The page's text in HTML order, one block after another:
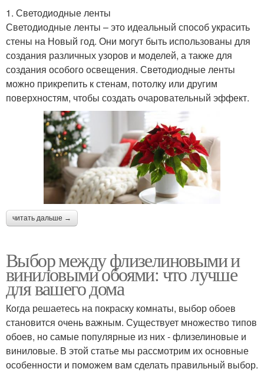
1. Светодиодные ленты
Светодиодные ленты – это идеальный способ украсить
стены на Новый год. Они могут быть использованы для
создания различных узоров и моделей, а также для
создания особого освещения. Светодиодные ленты
можно прикрепить к стенам, потолку или другим
поверхностям, чтобы создать очаровательный эффект.
читать дальше →
Выбор между флизелиновыми и
виниловыми обоями: что лучше
для вашего дома
Когда решаетесь на покраску комнаты, выбор обоев
становится очень важным. Существует множество типов
обоев, но самые популярные из них - флизелиновые и
виниловые. В этой статье мы рассмотрим их основные
особенности и поможем вам сделать правильный выбор.